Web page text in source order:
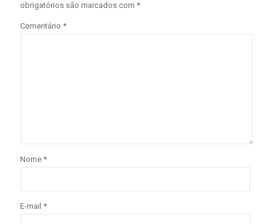
obrigatórios são marcados com *
Comentário *
Nome *
E-mail *